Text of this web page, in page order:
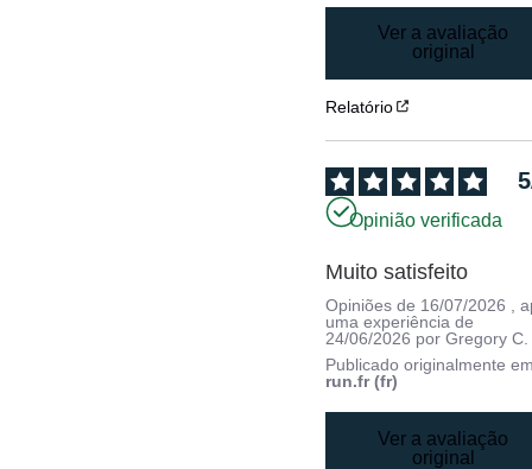
Ver a avaliação
original
Relatório
5
Opinião verificada
Muito satisfeito
Opiniões de 16/07/2026
,
uma experiência de
24/06/2026 porGregory C.
Publicado originalmente
run.fr (fr)
Ver a avaliação
original